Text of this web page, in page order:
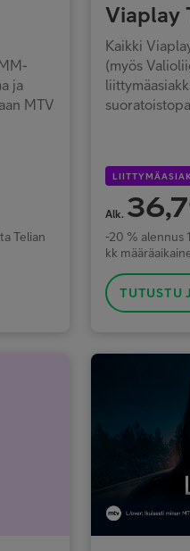
ja
MTV
Telian
Viaplay
Kaikki
(myös
Alk.
-20 % alennus
kk
TUTUSTU